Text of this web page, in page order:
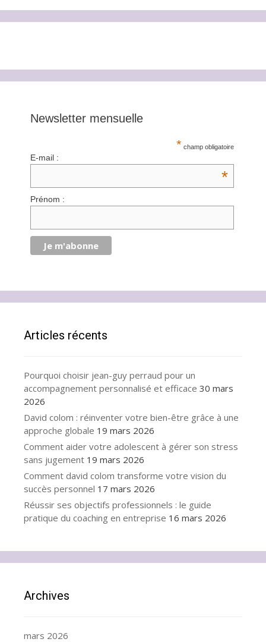
Newsletter mensuelle
* champ obligatoire
E-mail :
*
Prénom :
Articles récents
Pourquoi choisir jean-guy perraud pour un
accompagnement personnalisé et efficace 30 mars
2026
David colom : réinventer votre bien-être grâce à une
approche globale 19 mars 2026
Comment aider votre adolescent à gérer son stress
sans jugement 19 mars 2026
Comment david colom transforme votre vision du
succès personnel 17 mars 2026
Réussir ses objectifs professionnels : le guide
pratique du coaching en entreprise 16 mars 2026
Archives
mars 2026